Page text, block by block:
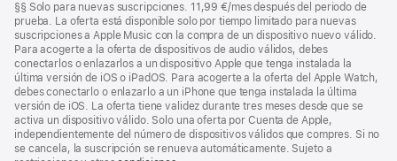
Nota
a
pie
de
página
§§ Solo para nuevas suscripciones. 11,99 €/mes después del periodo de
prueba. La oferta está disponible solo por tiempo limitado para nuevas
suscripciones a Apple Music con la compra de un dispositivo nuevo válido.
Para acogerte a la oferta de dispositivos de audio válidos, debes
conectarlos o enlazarlos a un dispositivo Apple que tenga instalada la
última versión de iOS o iPadOS. Para acogerte a la oferta del Apple Watch,
debes conectarlo o enlazarlo a un iPhone que tenga instalada la última
versión de iOS. La oferta tiene validez durante tres meses desde que se
activa un dispositivo válido. Solo una oferta por Cuenta de Apple,
independientemente del número de dispositivos válidos que compres. Si no
se cancela, la suscripción se renueva automáticamente. Sujeto a